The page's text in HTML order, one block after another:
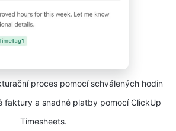
proces pomocí schválených hodin
faktury a snadné platby pomocí ClickUp
Timesheets.